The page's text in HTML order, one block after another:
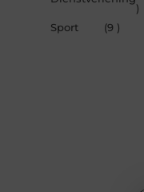
)
Sport
(9 )